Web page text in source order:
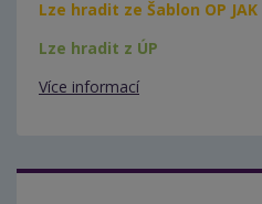
Lze hradit ze Šablon OP JAK
Lze hradit z ÚP
Více informací